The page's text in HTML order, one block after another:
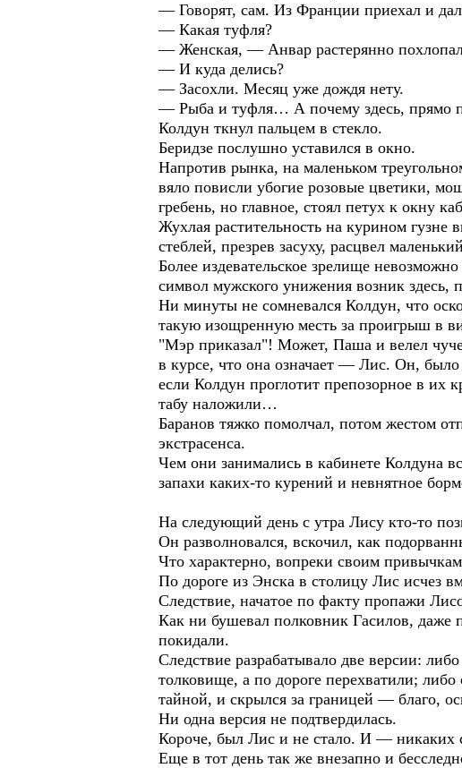
— Говорят, сам. Из Франции приехал и
— Какая туфля?
— Женская, — Анвар растерянно
— И куда делись?
— Засохли. Месяц уже дождя нету.
— Рыба и туфля… А почему здесь, прямо
Колдун ткнул пальцем в стекло.
Беридзе послушно уставился в окно.
Напротив рынка, на маленьком
вяло повисли убогие розовые цветики,
гребень, но главное, стоял петух к окну
Жухлая растительность на курином гузне
стеблей, презрев засуху, расцвел
Более издевательское зрелище
символ мужского унижения возник здесь,
Ни минуты не сомневался Колдун, что
такую изощренную месть за проигрыш в
"Мэр приказал"! Может, Паша и велел
в курсе, что она означает — Лис. Он, было
если Колдун проглотит препозорное в их
табу наложили…
Баранов тяжко помолчал, потом жестом
экстрасенса.
Чем они занимались в кабинете Колдуна
запахи каких-то курений и невнятное
На следующий день с утра Лису кто-то
Он разволновался, вскочил, как
Что характерно, вопреки своим
По дороге из Энска в столицу Лис исчез
Следствие, начатое по факту пропажи
Как ни бушевал полковник Гасилов, даже
покидали.
Следствие разрабатывало две версии:
толковище, а по дороге перехватили;
тайной, и скрылся за границей — благо,
Ни одна версия не подтвердилась.
Короче, был Лис и не стало. И — никаких
Еще в тот день так же внезапно и